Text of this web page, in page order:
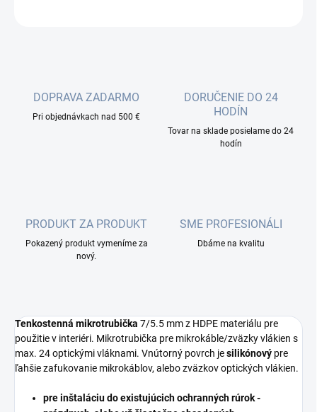
DOPRAVA ZADARMO
Pri objednávkach nad 500 €
DORUČENIE DO 24
HODÍN
Tovar na sklade posielame do 24
hodín
PRODUKT ZA PRODUKT
Pokazený produkt vymeníme za
nový.
SME PROFESIONÁLI
Dbáme na kvalitu
Tenkostenná mikrotrubička 7/5.5 mm z HDPE materiálu pre
použitie v interiéri. Mikrotrubička pre mikrokáble/zväzky vlákien s
max. 24 optickými vláknami. Vnútorný povrch jesilikónový pre
ľahšie zafukovanie mikrokáblov, alebo zväzkov optických vlákien.
pre inštaláciu do existujúcich ochranných rúrok -